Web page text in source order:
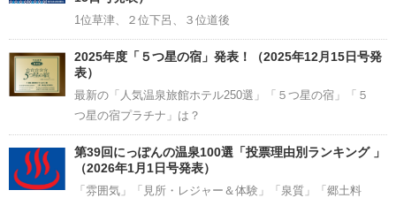
1位草津、２位下呂、３位道後
2025年度「５つ星の宿」発表！（2025年12月15日号発
表）
最新の「人気温泉旅館ホテル250選」「５つ星の宿」「５
つ星の宿プラチナ」は？
第39回にっぽんの温泉100選「投票理由別ランキング 」
（2026年1月1日号発表）
「雰囲気」「見所・レジャー＆体験」「泉質」「郷土料